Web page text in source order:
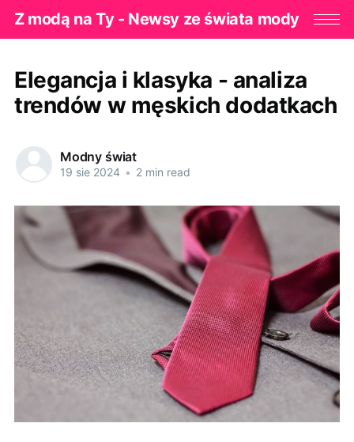
Z modą na Ty - Newsy ze świata mody
Elegancja i klasyka - analiza
trendów w męskich dodatkach
Modny świat
19 sie 2024 • 2 min read